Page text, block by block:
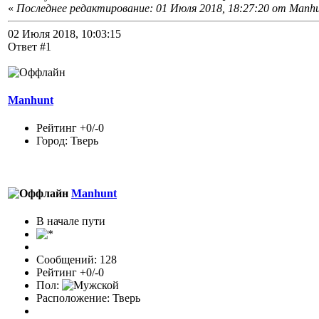
« Последнее редактирование: 01 Июля 2018, 18:27:20 от
02 Июля 2018, 10:03:15
Ответ #1
Manhunt
Рейтинг +0/-0
Город: Тверь
Manhunt
В начале пути
Сообщений: 128
Рейтинг +0/-0
Пол:
Расположение: Тверь